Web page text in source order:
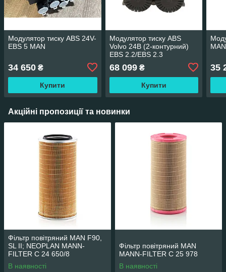
Модулятор тиску ABS 24V-
EBS 5 MAN
34 650 ₴
Купити
Модулятор тиску ABS
Volvo 24В (2-контурний)
EBS 2.2/EBS 2.3
68 099₴
Купити
35
Акційні пропозиції та новинки
Фільтр повітряний MAN F90,
SL II; NEOPLAN MANN-
FILTER C 24 650/8
В наявності
Фільтр повітряний MAN
MANN-FILTER C 25 978
В наявності